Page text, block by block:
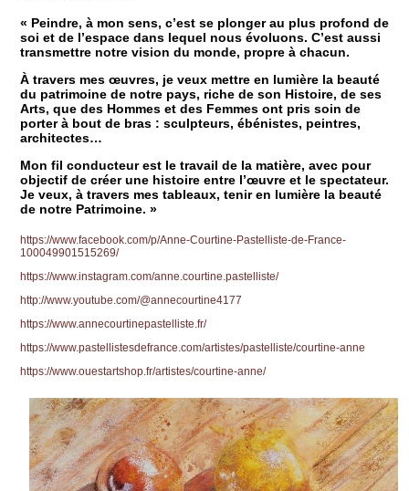
« Peindre, à mon sens, c’est se plonger au plus profond de
soi et de l’espace dans lequel nous évoluons. C’est aussi
transmettre notre vision du monde, propre à chacun.
À travers mes œuvres, je veux mettre en lumière la beauté
du patrimoine de notre pays, riche de son Histoire, de ses
Arts, que des Hommes et des Femmes ont pris soin de
porter à bout de bras : sculpteurs, ébénistes, peintres,
architectes…
Mon fil conducteur est le travail de la matière, avec pour
objectif de créer une histoire entre l’œuvre et le spectateur.
Je veux, à travers mes tableaux, tenir en lumière la beauté
de notre Patrimoine. »
https://www.facebook.com/p/Anne-Courtine-Pastelliste-de-France-
100049901515269/
https://www.instagram.com/anne.courtine.pastelliste/
http://www.youtube.com/@annecourtine4177
https://www.annecourtinepastelliste.fr/
https://www.pastellistesdefrance.com/artistes/pastelliste/courtine-anne
https://www.ouestartshop.fr/artistes/courtine-anne/